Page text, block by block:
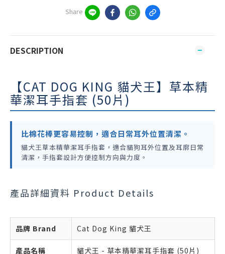
Share
DESCRIPTION
【CAT DOG KING 貓犬王】草本精
華潔耳手指套 (50片)
比棉花棒更容易控制，適合日常耳外位置清潔。
貓犬王草本精華潔耳手指套，適合貓狗耳外位置及耳廓日常
清潔，手指套設計方便控制方向與力度。
產品詳細資料 Product Details
品牌 Brand Cat Dog King 貓犬王
產品名稱
貓犬王 - 草本精華潔耳手指套 (50片)